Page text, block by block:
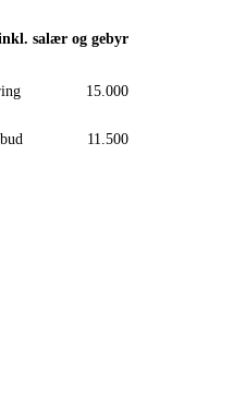
salær og gebyr
15.000
11.500